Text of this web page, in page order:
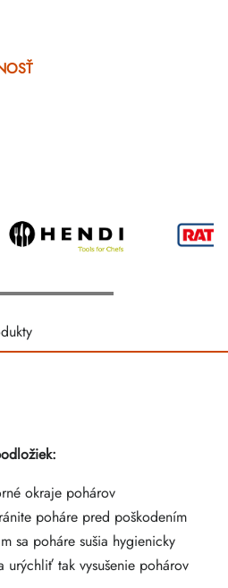
okraje pohárov
poháre pred poškodením
sa poháre sušia hygienicky
urýchliť tak vysušenie pohárov